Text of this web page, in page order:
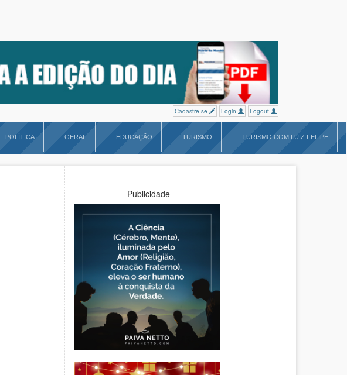
Cadastre-se Login Logout
POLÍTICA GERAL EDUCAÇÃO TURISMO TURISMO COM LUIZ FELIPE
Publicidade